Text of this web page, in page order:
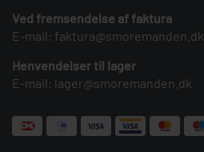
Ved fremsendelse af faktura
E-mail: faktura@smoremanden.dk
Henvendelser til lager
E-mail: lager@smoremanden.dk